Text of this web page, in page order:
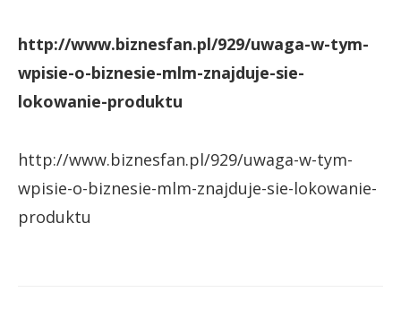
http://www.biznesfan.pl/929/uwaga-w-tym-
wpisie-o-biznesie-mlm-znajduje-sie-
lokowanie-produktu
http://www.biznesfan.pl/929/uwaga-w-tym-
wpisie-o-biznesie-mlm-znajduje-sie-lokowanie-
produktu